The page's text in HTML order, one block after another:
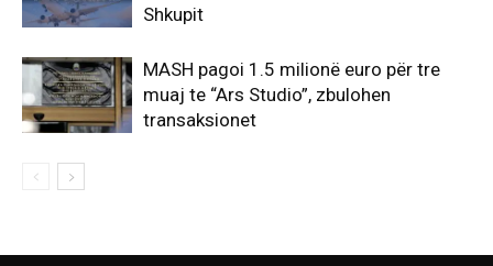
Shkupit
MASH pagoi 1.5 milionë euro për tre
muaj te “Ars Studio”, zbulohen
transaksionet